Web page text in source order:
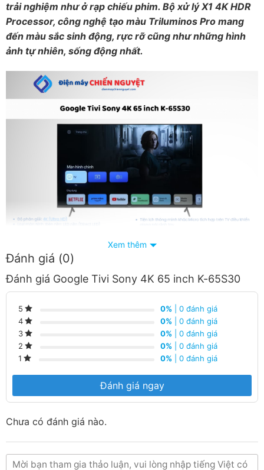
trải nghiệm như ở rạp chiếu phim. Bộ xử lý X1 4K HDR
Processor, công nghệ tạo màu Triluminos Pro mang
đến màu sắc sinh động, rực rỡ cũng như những hình
ảnh tự nhiên, sống động nhất.
Thiết kế
– Màn hình lớn 65 inch kết hợp cùng thiết kế viền siêu
người xem hoàn toàn đắm chìm vào những khung hình
đang được trình chiếu.
Xem thêm
Đánh giá (0)
Đánh giá Google Tivi Sony 4K 65 inch K-65S30
5 0% | 0 đánh giá
4
0% | 0 đánh giá
3
0% | 0 đánh giá
2
0% | 0 đánh giá
1
0% | 0 đánh giá
Đánh giá ngay
Chưa có đánh giá nào.